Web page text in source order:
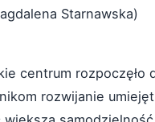
Starnawska)
centrum rozpoczęło
rozwijanie